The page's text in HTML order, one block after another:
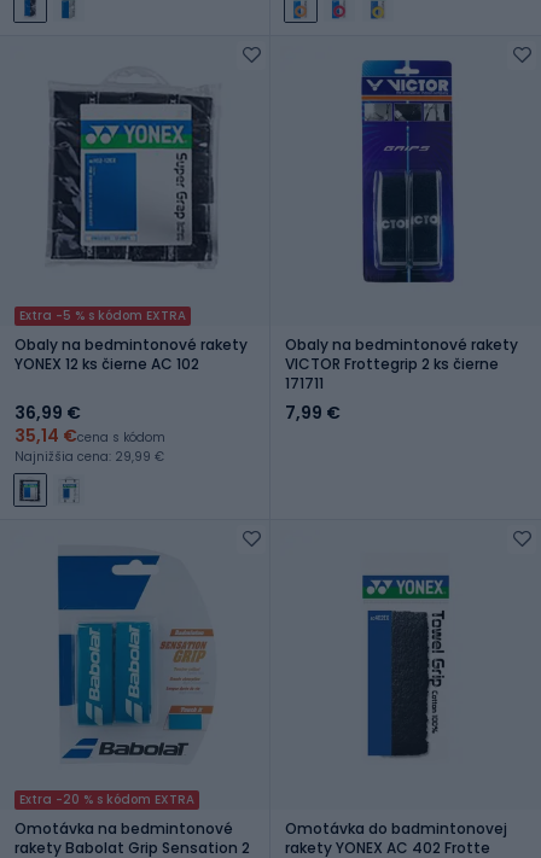
Extra -5 % s kódom EXTRA
Obaly na bedmintonové rakety
YONEX 12 ks čierne AC 102
36,99 €
35,14 €cena s kódom
Najnižšia cena: 29,99 €
Obaly na bedmintonové rakety
VICTOR Frottegrip 2 ks čierne
171711
7,99 €
Extra -20 % s kódom EXTRA
Omotávka na bedmintonové
rakety Babolat Grip Sensation 2
Omotávka do badmintonovej
rakety YONEX AC 402 Frotte